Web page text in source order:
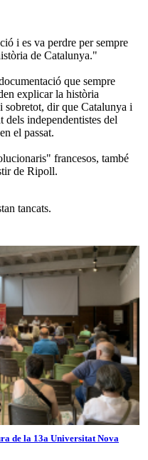
i es va perdre per sempre
de Catalunya."
que sempre
explicar la història
sobretot, dir que Catalunya i
dels independentistes del
el passat.
francesos, també
de Ripoll.
tancats.
de la 13a Universitat Nova